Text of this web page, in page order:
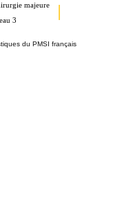
majeure
3
du PMSI français